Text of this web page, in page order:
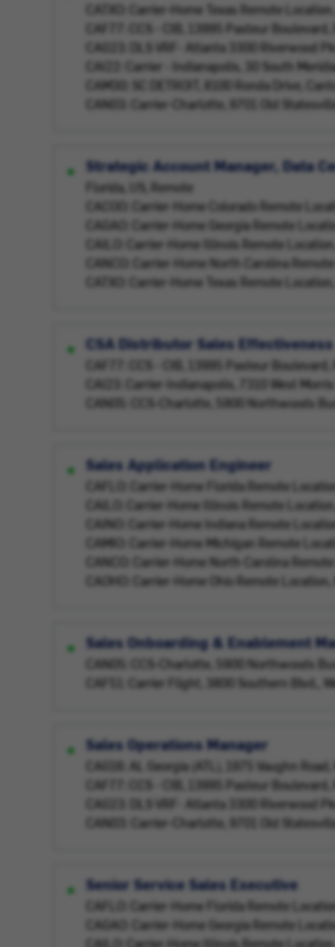
CATXO: Carrier-Home Texas Remote
CAF77: CCS - CIB, 13995 Pasteur
CAG23: DLS VRF- Atlanta 3300 Riverwood
CAI22: Carrier - Indianapolis, 30 South
CAM30: SC DETROIT, 8100 Ronda Drive,
CAN03: Carrier-Charlotte, 9701 Old
Strategic Account Manager, Data
Florida, US, Remote
CACOO: Carrier-Home Colorado Remote
CAGAO: Carrier-Home Georgia Remote
CAILO: Carrier-Home Illinois Remote
CANCO: Carrier-Home North Carolina
CATXO: Carrier-Home Texas Remote
CSA Distributor Sales Effectiveness
CAF77: CCS - CIB, 13995 Pasteur
CAI23: Carrier-Indianapolis, 7310 West
CAN05: CCS-Charlotte, 5900 Northwoods
Sales Application Engineer
CAFLO: Carrier-Home Florida Remote
CAILO: Carrier-Home Illinois Remote
CAINO: Carrier-Home Indiana Remote
CAMIO: Carrier-Home Michigan Remote
CANCO: Carrier-Home North Carolina
CAOHO: Carrier-Home Ohio Remote
Sales Onboarding & Enablement
CAN05: CCS-Charlotte, 5900 Northwoods
CAF51: Carrier Flight, 3800 Southern Blvd.,
Sales Operations Manager
CAG16: AL Georgia (ATL), 1975 Vaughn
CAF77: CCS - CIB, 13995 Pasteur
CAG23: DLS VRF- Atlanta 3300 Riverwood
CAN03: Carrier-Charlotte, 9701 Old
Senior Service Sales Executive
CAFLO: Carrier-Home Florida Remote
CAGAO: Carrier-Home Georgia Remote